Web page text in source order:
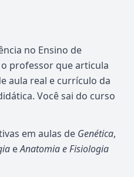
no Ensino de
professor que articula
aula real e currículo da
Você sai do curso
em aulas de Genética,
eAnatomia e Fisiologia